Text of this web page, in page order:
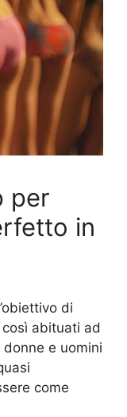
per
in
di
abituati ad
e uomini
come